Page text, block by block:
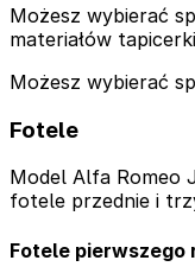
Możesz wybierać
materiałów
Możesz wybierać
Fotele
Model Alfa Romeo
fotele przednie i
Fotele pierwszego